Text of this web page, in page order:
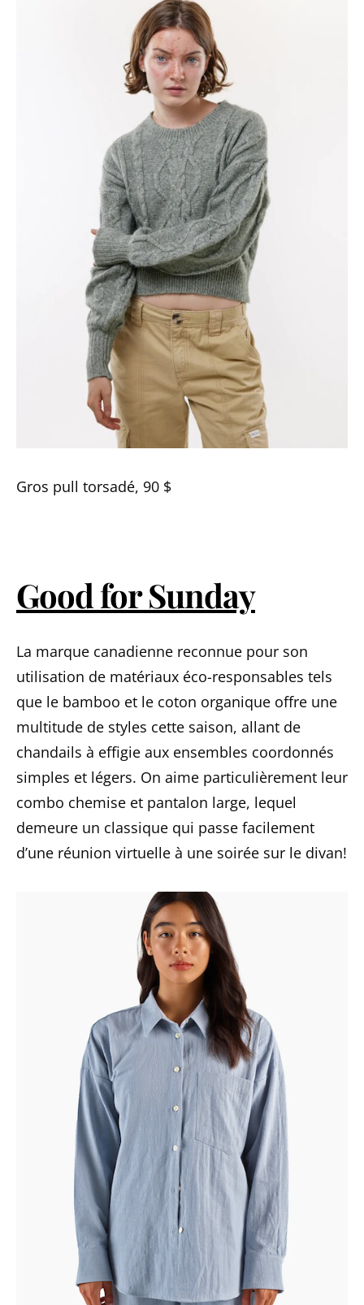
Gros pull torsadé, 90 $
Good for Sunday
La marque canadienne reconnue pour son
utilisation de matériaux éco-responsables tels
que le bamboo et le coton organique offre une
multitude de styles cette saison, allant de
chandails à effigie aux ensembles coordonnés
simples et légers. On aime particulièrement leur
combo chemise et pantalon large, lequel
demeure un classique qui passe facilement
d’une réunion virtuelle à une soirée sur le divan!